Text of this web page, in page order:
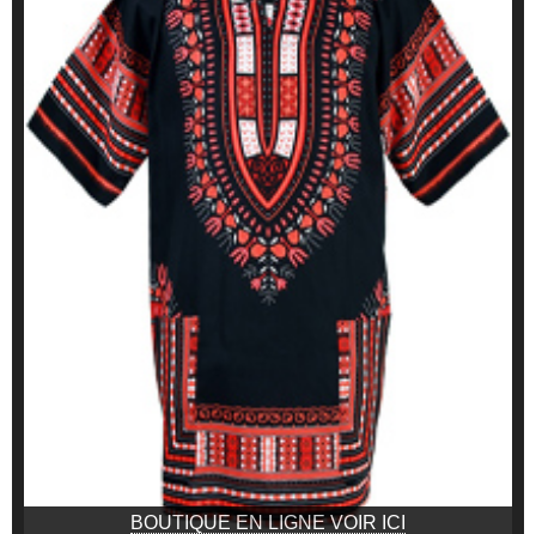
BOUTIQUE EN LIGNE VOIR ICI